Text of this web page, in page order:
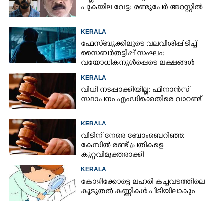
പുകയില വേട്ട: രണ്ടുപേർ അറസ്റ്റിൽ
KERALA
ഫേസ്ബുക്കിലൂടെ വലവീശിപ്പിടിച്ച്
സൈബർതട്ടിപ്പ് സംഘം:
വയോധികനുൾപ്പെടെ ലക്ഷങ്ങൾ
നഷ്ടമായി
KERALA
വിധി നടപ്പാക്കിയില്ല: ഫിനാൻസ്
സ്ഥാപനം എംഡിക്കെതിരെ വാറണ്ട്
KERALA
വീടിന് നേരെ ബോംബെറിഞ്ഞ
കേസിൽ രണ്ട് പ്രതികളെ
കുറ്റവിമുക്തരാക്കി
KERALA
കോഴിക്കോട്ടെ ലഹരി കച്ചവടത്തിലെ
കൂടുതൽ കണ്ണികൾ പിടിയിലാകും